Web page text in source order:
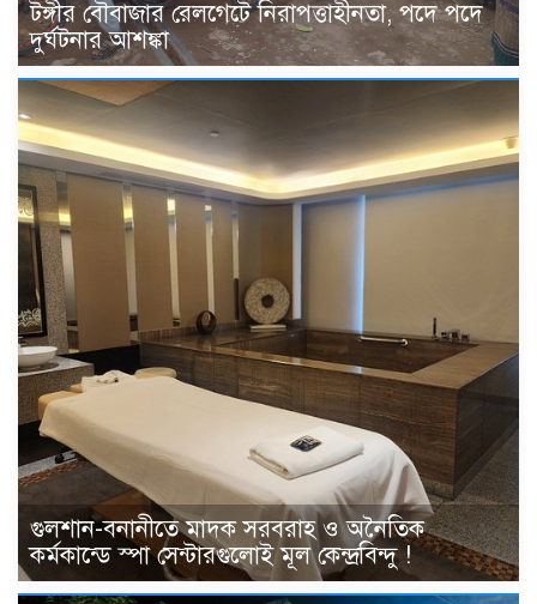
টঙ্গীর বৌবাজার রেলগেটে নিরাপত্তাহীনতা, পদে পদে
দুর্ঘটনার আশঙ্কা
গুলশান-বনানীতে মাদক সরবরাহ ও অনৈতিক
কর্মকান্ডে স্পা সেন্টারগুলোই মূল কেন্দ্রবিন্দু !